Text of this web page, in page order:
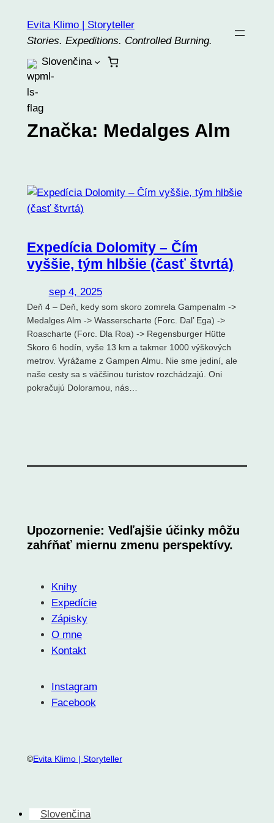
obsah
Evita Klimo | Storyteller
Stories. Expeditions. Controlled Burning.
Slovenčina
Značka: Medalges Alm
Expedícia Dolomity – Čím
vyššie, tým hlbšie (časť štvrtá)
sep 4, 2025
Deň 4 – Deň, kedy som skoro zomrela Gampenalm ->
Medalges Alm -> Wasserscharte (Forc. Dal’ Ega) ->
Roascharte (Forc. Dla Roa) -> Regensburger Hütte
Skoro 6 hodín, vyše 13 km a takmer 1000 výškových
metrov. Vyrážame z Gampen Almu. Nie sme jediní, ale
naše cesty sa s väčšinou turistov rozchádzajú. Oni
pokračujú Doloramou, nás…
Upozornenie: Vedľajšie účinky môžu
zahŕňať miernu zmenu perspektívy.
Knihy
Expedície
Zápisky
O mne
Kontakt
Instagram
Facebook
©Evita Klimo | Storyteller
Slovenčina